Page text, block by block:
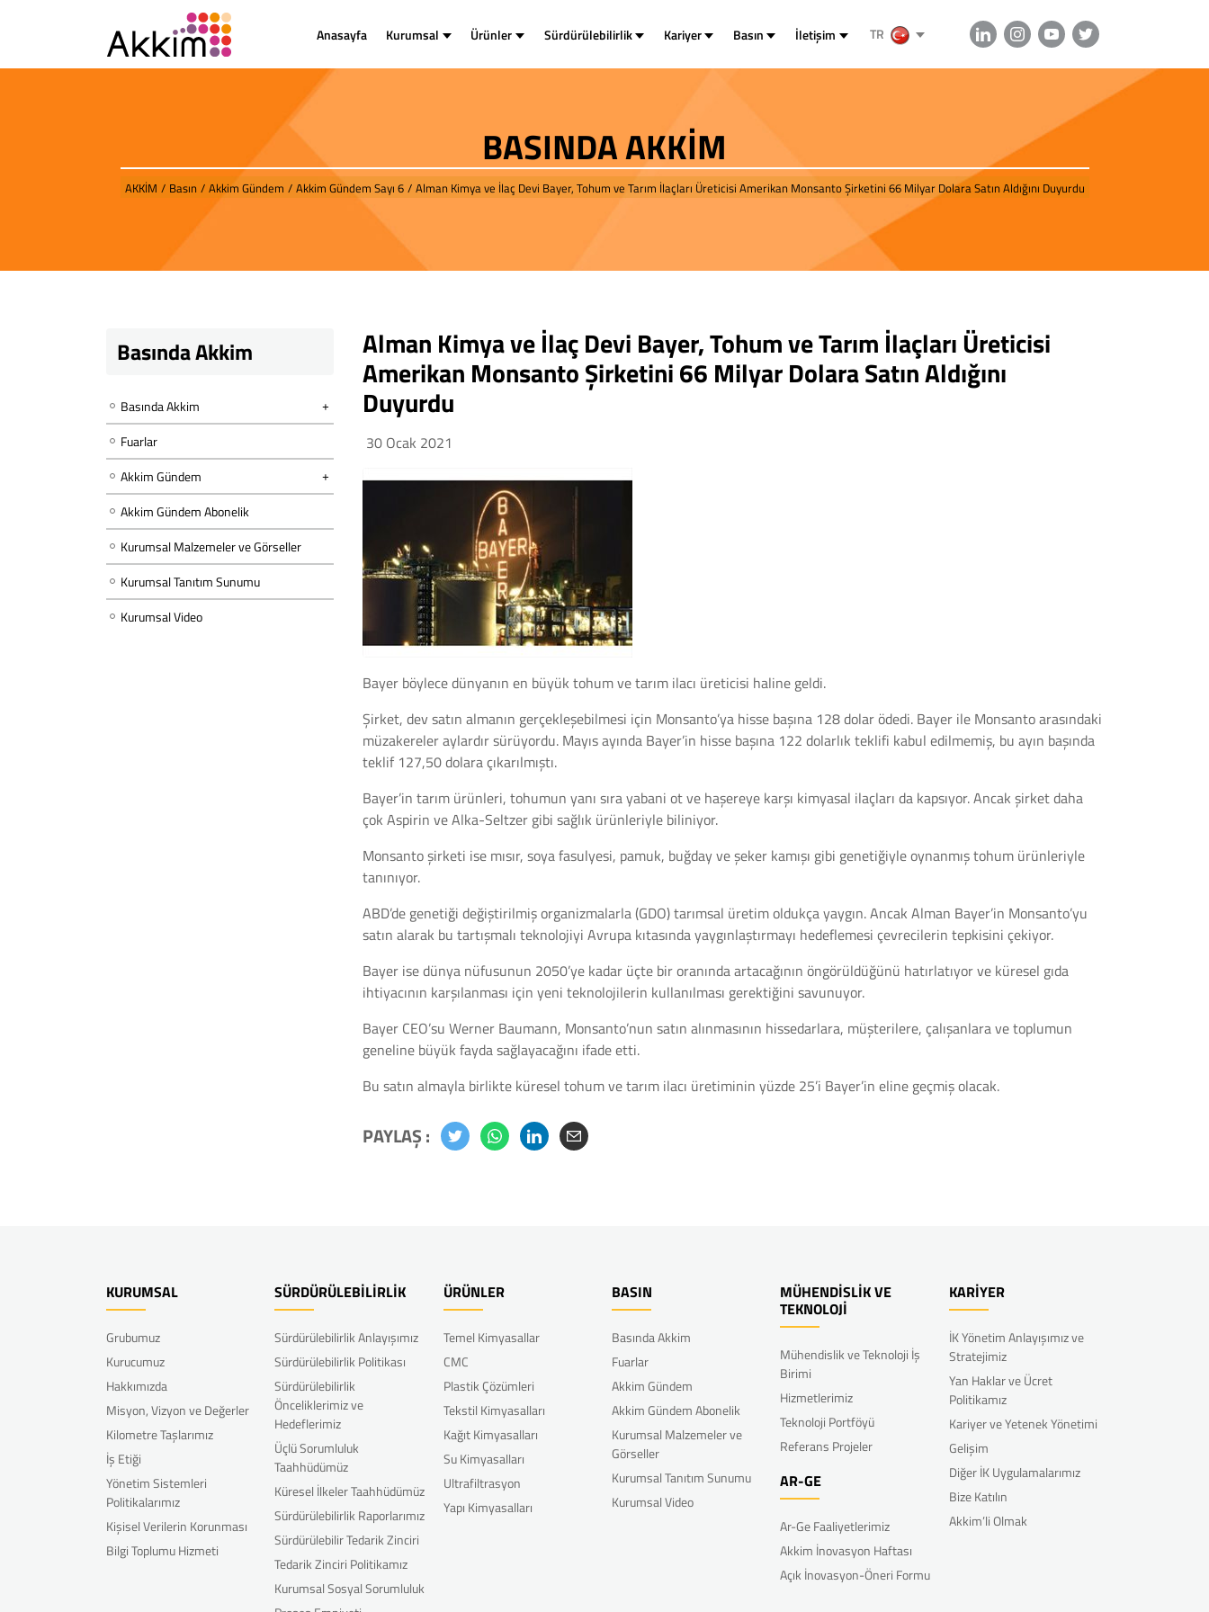
Anasayfa Kurumsal Ürünler Sürdürülebilirlik Kariyer Basın İletişim TR
BASINDA AKKİM
AKKİM / Basın / Akkim Gündem / Akkim Gündem Sayı 6 / Alman Kimya ve İlaç Devi Bayer, Tohum ve Tarım İlaçları Üreticisi Amerikan Monsanto Şirketini 66 Milyar Dolara Satın Aldığını Duyurdu
Basında Akkim
Basında Akkim
Fuarlar
Akkim Gündem
Akkim Gündem Abonelik
Kurumsal Malzemeler ve Görseller
Kurumsal Tanıtım Sunumu
Kurumsal Video
Alman Kimya ve İlaç Devi Bayer, Tohum ve Tarım İlaçları Üreticisi
Amerikan Monsanto Şirketini 66 Milyar Dolara Satın Aldığını
Duyurdu
30 Ocak 2021
Bayer böylece dünyanın en büyük tohum ve tarım ilacı üreticisi haline geldi.
Şirket, dev satın almanın gerçekleşebilmesi için Monsanto’ya hisse başına 128 dolar ödedi. Bayer ile Monsanto arasındaki
müzakereler aylardır sürüyordu. Mayıs ayında Bayer’in hisse başına 122 dolarlık teklifi kabul edilmemiş, bu ayın başında
teklif 127,50 dolara çıkarılmıştı.
Bayer’in tarım ürünleri, tohumun yanı sıra yabani ot ve haşereye karşı kimyasal ilaçları da kapsıyor. Ancak şirket daha
çok Aspirin ve Alka-Seltzer gibi sağlık ürünleriyle biliniyor.
Monsanto şirketi ise mısır, soya fasulyesi, pamuk, buğday ve şeker kamışı gibi genetiğiyle oynanmış tohum ürünleriyle
tanınıyor.
ABD’de genetiği değiştirilmiş organizmalarla (GDO) tarımsal üretim oldukça yaygın. Ancak Alman Bayer’in Monsanto’yu
satın alarak bu tartışmalı teknolojiyi Avrupa kıtasında yaygınlaştırmayı hedeflemesi çevrecilerin tepkisini çekiyor.
Bayer ise dünya nüfusunun 2050’ye kadar üçte bir oranında artacağının öngörüldüğünü hatırlatıyor ve küresel gıda
ihtiyacının karşılanması için yeni teknolojilerin kullanılması gerektiğini savunuyor.
Bayer CEO’su Werner Baumann, Monsanto’nun satın alınmasının hissedarlara, müşterilere, çalışanlara ve toplumun
geneline büyük fayda sağlayacağını ifade etti.
Bu satın almayla birlikte küresel tohum ve tarım ilacı üretiminin yüzde 25’i Bayer’in eline geçmiş olacak.
PAYLAŞ :
KURUMSAL
Grubumuz
Kurucumuz
Hakkımızda
Misyon, Vizyon ve Değerler
Kilometre Taşlarımız
İş Etiği
Yönetim Sistemleri
Politikalarımız
Kişisel Verilerin Korunması
Bilgi Toplumu Hizmeti
SÜRDÜRÜLEBİLİRLİK
Sürdürülebilirlik Anlayışımız
Sürdürülebilirlik Politikası
Sürdürülebilirlik
Önceliklerimiz ve
Hedeflerimiz
Üçlü Sorumluluk
Taahhüdümüz
Küresel İlkeler Taahhüdümüz
Sürdürülebilirlik Raporlarımız
Sürdürülebilir Tedarik Zinciri
Tedarik Zinciri Politikamız
Kurumsal Sosyal Sorumluluk
ÜRÜNLER
Temel Kimyasallar
CMC
Plastik Çözümleri
Tekstil Kimyasalları
Kağıt Kimyasalları
Su Kimyasalları
Ultrafiltrasyon
Yapı Kimyasalları
BASIN
Basında Akkim
Fuarlar
Akkim Gündem
Akkim Gündem Abonelik
Kurumsal Malzemeler ve
Görseller
Kurumsal Tanıtım Sunumu
Kurumsal Video
MÜHENDİSLİK VE
TEKNOLOJİ
Mühendislik ve Teknoloji İş
Birimi
Hizmetlerimiz
Teknoloji Portföyü
Referans Projeler
AR-GE
Ar-Ge Faaliyetlerimiz
Akkim İnovasyon Haftası
Açık İnovasyon-Öneri Formu
KARİYER
İK Yönetim Anlayışımız ve
Stratejimiz
Yan Haklar ve Ücret
Politikamız
Kariyer ve Yetenek Yönetimi
Gelişim
Diğer İK Uygulamalarımız
Bize Katılın
Akkim’li Olmak